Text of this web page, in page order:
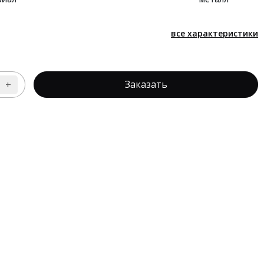
все характеристики
+ Заказать